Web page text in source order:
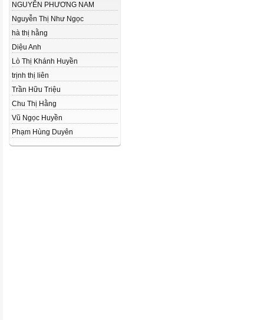
NGUYỄN PHƯƠNG NAM
Nguyễn Thị Như Ngọc
hà thị hằng
Diệu Anh
Lò Thị Khánh Huyền
trịnh thị liên
Trần Hữu Triệu
Chu Thị Hằng
Vũ Ngọc Huyền
Phạm Hùng Duyên